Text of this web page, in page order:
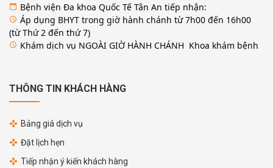
calendar_today Bệnh viện Đa khoa Quốc Tế Tân An tiếp nhận:
access_time Áp dụng BHYT trong giờ hành chánh từ 7h00 đến 16h00
(từ Thứ 2 đến thứ 7)
access_time Khám dịch vụ NGOÀI GIỜ HÀNH CHÁNH Khoa khám bệnh
THÔNG TIN KHÁCH HÀNG
Bảng giá dịch vụ
Đặt lịch hẹn
Tiếp nhận ý kiến khách hàng